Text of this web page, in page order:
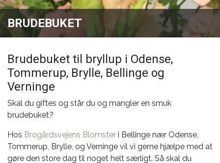
BRUDEBUKET
Brudebuket til bryllup i Odense,
Tommerup, Brylle, Bellinge og
Verninge
Skal du giftes og står du og mangler en smuk
brudebuket?
Hos Brogårdsvejens Blomster i Bellinge nær Odense,
Tommerup, Brylle, og Verninge vil vi gerne hjælpe med at
gøre den store dag til noget helt særligt. Så skal du